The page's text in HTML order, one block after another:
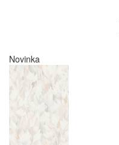
Novinka